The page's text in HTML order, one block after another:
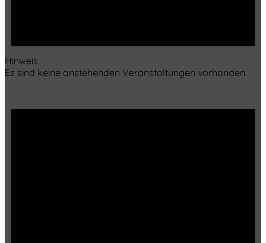
Hinweis
Es sind keine anstehenden Veranstaltungen vorhanden.